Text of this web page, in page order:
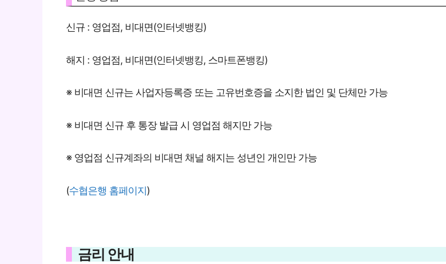
신규 : 영업점, 비대면(인터넷뱅킹)
해지 : 영업점, 비대면(인터넷뱅킹, 스마트폰뱅킹)
※ 비대면 신규는 사업자등록증 또는 고유번호증을 소지한 법인 및 단체만 가능
※ 비대면 신규 후 통장 발급 시 영업점 해지만 가능
※ 영업점 신규계좌의 비대면 채널 해지는 성년인 개인만 가능
(수협은행 홈페이지)
금리 안내